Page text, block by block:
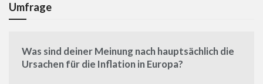
Umfrage
Was sind deiner Meinung nach hauptsächlich die
Ursachen für die Inflation in Europa?